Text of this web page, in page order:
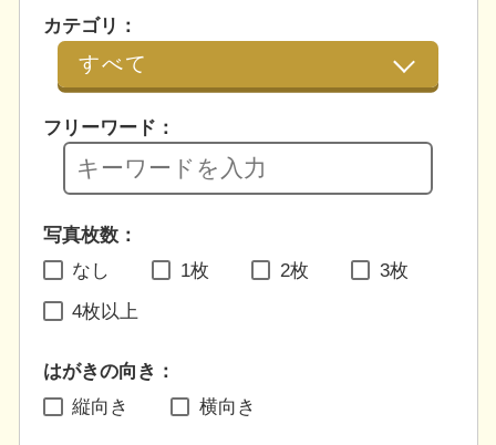
カテゴリ：
フリーワード：
写真枚数：
なし
1枚 2枚 3枚
4枚以上
はがきの向き：
縦向き
横向き